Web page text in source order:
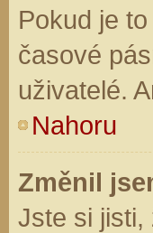
Pokud je
časové
uživatelé.
Nahoru
Změnil
Jste si jisti,